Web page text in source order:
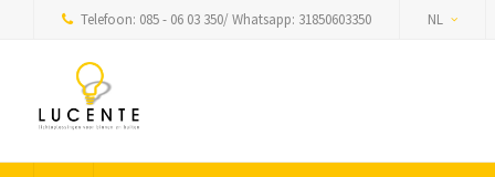
Telefoon: 085 - 06 03 350/ Whatsapp: 31850603350 NL